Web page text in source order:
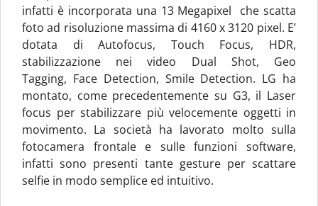
infatti è incorporata una 13 Megapixel che scatta
foto ad risoluzione massima di 4160 x 3120 pixel. E’
dotata di Autofocus, Touch Focus, HDR,
stabilizzazione nei video Dual Shot, Geo
Tagging, Face Detection, Smile Detection. LG ha
montato, come precedentemente su G3, il Laser
focus per stabilizzare più velocemente oggetti in
movimento. La società ha lavorato molto sulla
fotocamera frontale e sulle funzioni software,
infatti sono presenti tante gesture per scattare
selfie in modo semplice ed intuitivo.